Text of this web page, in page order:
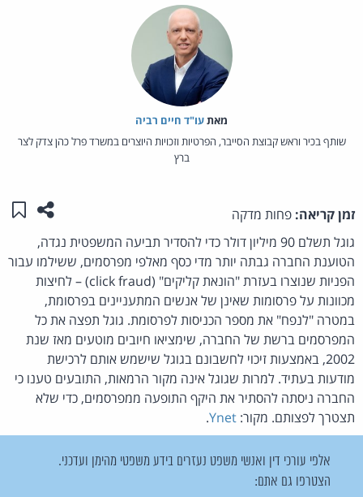
מאת‏עו"ד חיים רביה
שותף בכיר וראש קבוצת הסייבר, הפרטיות וזכויות היוצרים במשרד פרל כהן צדק לצר
ברץ
זמן קריאה: פחות מדקה שתפו
גוגל תשלם 90 מיליון דולר כדי להסדיר תביעה המשפטית נגדה,
הטוענת החברה גבתה יותר מדי כסף מאלפי מפרסמים, ששילמו עבור
הפניות שנוצרו בעזרת "הונאת קליקים" (click fraud) – לחיצות
מכוונות על פרסומות שאינן של אנשים המתעניינים בפרסומת,
במטרה "לנפח" את מספר הכניסות לפרסומת. גוגל תפצה את כל
המפרסמים ברשת של החברה, שימציאו חיובים מוטעים מאז שנת
2002, באמצעות זיכוי לחשבונם בגוגל שישמש אותם לרכישת
מודעות בעתיד. למרות שגוגל אינה מקור הרמאות, התובעים טענו כי
החברה ניסתה להסתיר את היקף התופעה ממפרסמים, כדי שלא
תצטרך לפצותם. מקור: Ynet
.
אלפי עורכי דין ואנשי משפט נעזרים בידע משפטי מהימן ועדכני.
הצטרפו גם אתם: